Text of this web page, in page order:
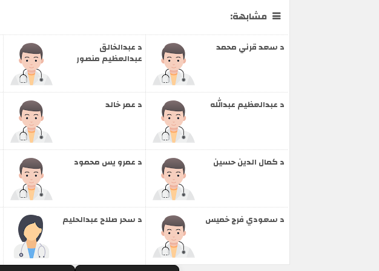
مشابهة:
د عبدالخالق
عبدالعظيم منصور
د سعد قرني محمد
د عمر خالد د عبدالعظيم عبدالله
د عمرو يس محمود د كمال الدين حسين
د سحر صلاح عبدالحليم د سعودي فرج خميس